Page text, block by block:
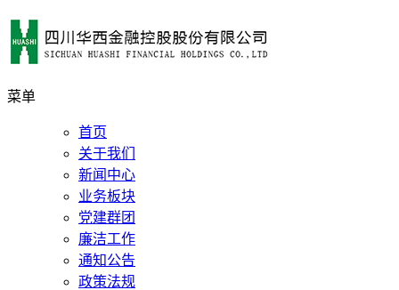
菜单
首页
关于我们
新闻中心
业务板块
党建群团
廉洁工作
通知公告
政策法规